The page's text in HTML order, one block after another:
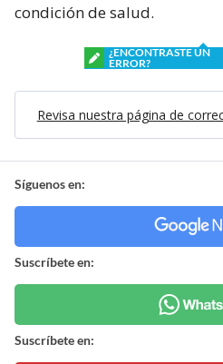
condición de salud.
¿ENCONTRASTE UN
ERROR?
Revisa nuestra página de
Síguenos en:
Suscríbete en:
Suscríbete en: